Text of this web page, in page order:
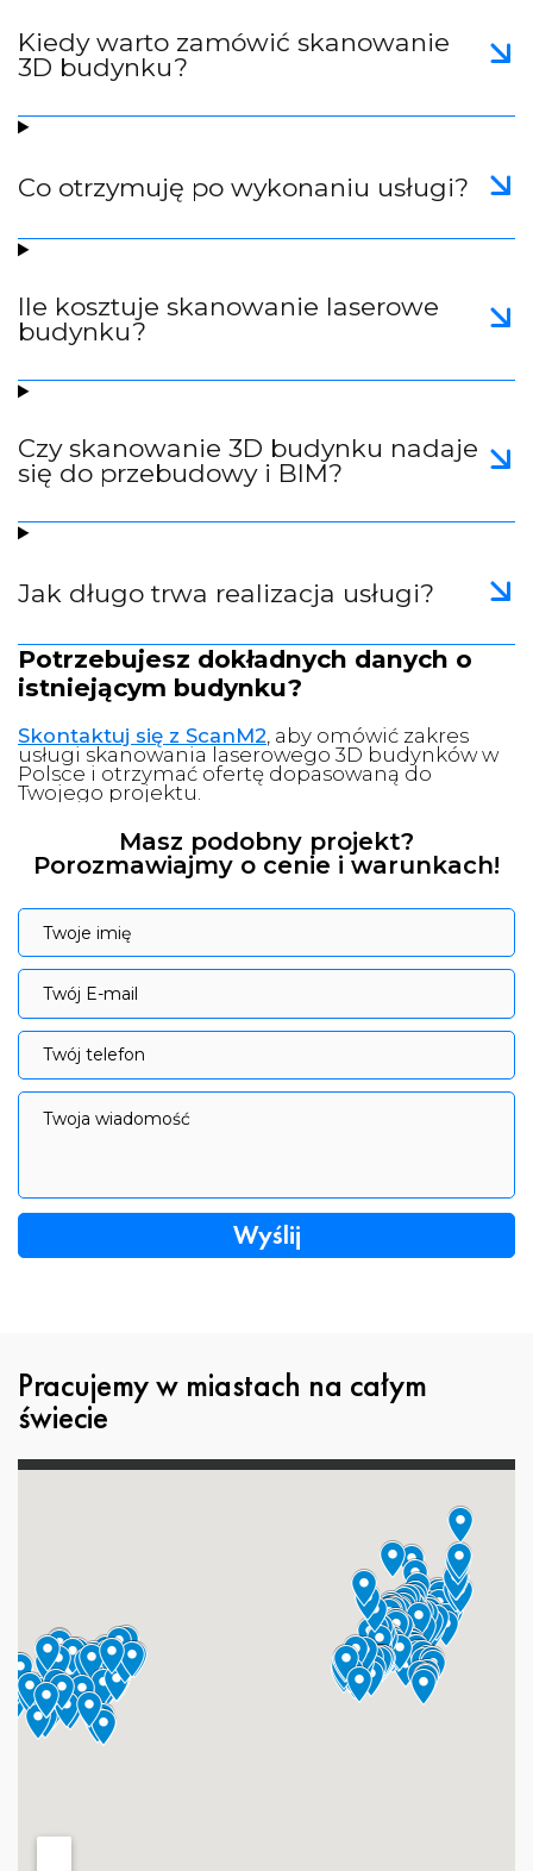
Kiedy warto zamówić skanowanie
3D budynku?
Co otrzymuję po wykonaniu usługi?
Ile kosztuje skanowanie laserowe
budynku?
Czy skanowanie 3D budynku nadaje
się do przebudowy i BIM?
Jak długo trwa realizacja usługi?
Potrzebujesz dokładnych danych o
istniejącym budynku?
Skontaktuj się z ScanM2, aby omówić zakres
usługi skanowania laserowego 3D budynków w
Polsce i otrzymać ofertę dopasowaną do
Twojego projektu.
Masz podobny projekt?
Porozmawiajmy o cenie i warunkach!
Twoje imię
Twoje imię
Twój E-mail
Twój E-mail
Twój telefon
Twój telefon
Twoja wiadomość
Twoja wiadomość
Pracujemy w miastach na całym
świecie